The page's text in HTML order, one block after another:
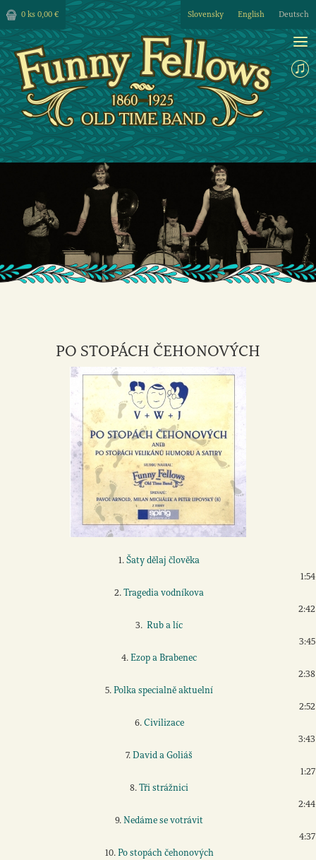
0 ks 0,00 € Slovensky English Deutsch
PO STOPÁCH ČEHONOVÝCH
1.Šaty dělaj člověka
1:54
2.Tragedia vodníkova
2:42
3. Rub a líc
3:45
4.Ezop a Brabenec
2:38
5.Polka specialně aktuelní
2:52
6.Civilizace
3:43
7.David a Goliáš
1:27
8.Tři strážnici
2:44
9.Nedáme se votrávit
4:37
10.Po stopách čehonových